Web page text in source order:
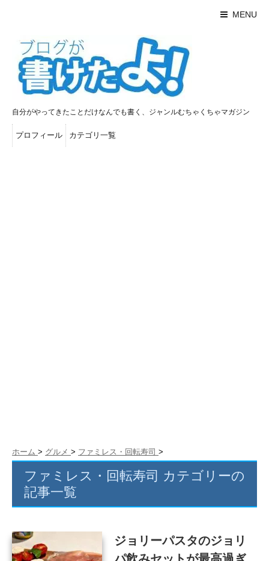
MENU
自分がやってきたことだけなんでも書く、ジャンルむちゃくちゃマガジン
プロフィール カテゴリ一覧
ホーム > グルメ > ファミレス・回転寿司 >
ファミレス・回転寿司 カテゴリーの
記事一覧
ジョリーパスタのジョリ